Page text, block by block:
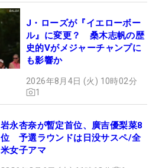
J・ローズが『イエローボー
ル』に変更？ 桑木志帆の歴
史的Vがメジャーチャンプに
も影響か
2026年8月4日 (火) 10時02分
1
岩永杏奈が暫定首位、廣吉優梨菜8
位 予選ラウンドは日没サスペ/全
米女子アマ